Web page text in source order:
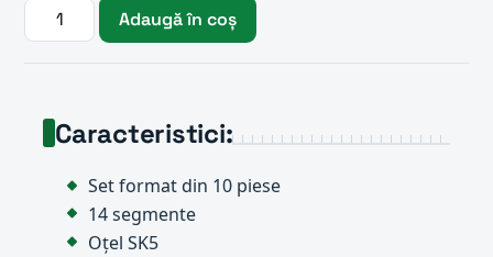
Adaugă în coș
Caracteristici:
Set format din 10 piese
14 segmente
Oțel SK5